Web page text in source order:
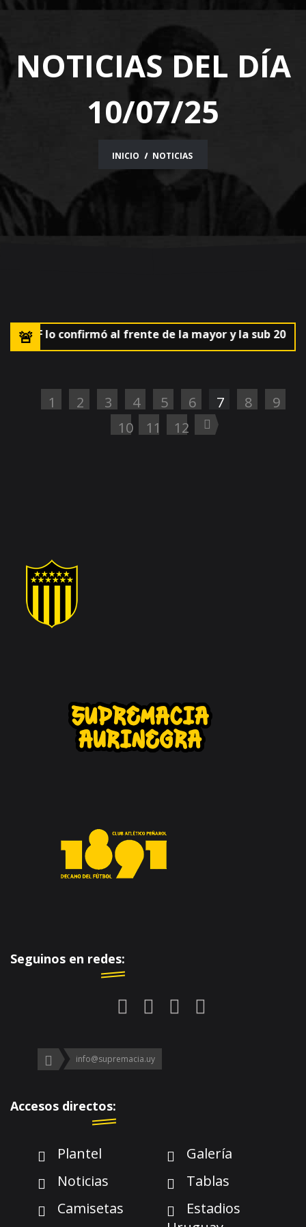
NOTICIAS DEL DÍA
10/07/25
INICIO NOTICIAS
AUF lo confirmó al frente de la mayor y la sub 20
1 2 3 4 5 6 7 8
9
10
11 12
Seguinos en redes:
info@supremacia.uy
Accesos directos:
Plantel
Galería
Noticias
Tablas
Camisetas
Estadios